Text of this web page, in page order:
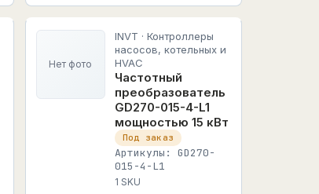
Нет фото
INVT · Контроллеры
насосов, котельных и
HVAC
Частотный
преобразователь
GD270-015-4-L1
мощностью 15 кВт
Под заказ
Артикулы: GD270-
015-4-L1
1 SKU